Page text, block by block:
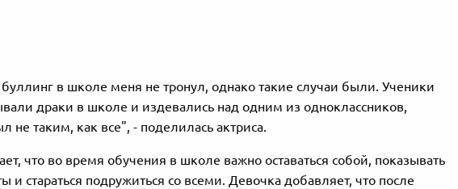
буллинг в школе меня не тронул, однако такие случаи были. Ученики
драки в школе и издевались над одним из одноклассников,
не таким, как все", - поделилась актриса.
что во время обучения в школе важно оставаться собой, показывать
и стараться подружиться со всеми. Девочка добавляет, что после